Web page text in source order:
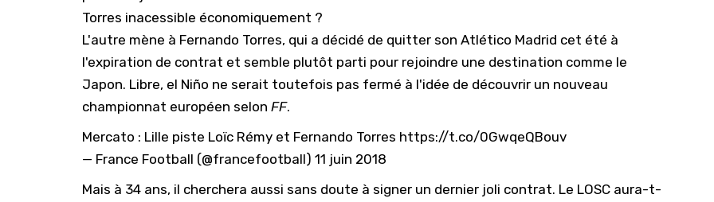
Torres inacessible économiquement ?
L'autre mène à Fernando Torres, qui a décidé de quitter son Atlético Madrid cet été à
l'expiration de contrat et semble plutôt parti pour rejoindre une destination comme le
Japon. Libre, el Niño ne serait toutefois pas fermé à l'idée de découvrir un nouveau
championnat européen selon FF.
Mercato : Lille piste Loïc Rémy et Fernando Torres https://t.co/0GwqeQBouv
— France Football (@francefootball) 11 juin 2018
Mais à 34 ans, il cherchera aussi sans doute à signer un dernier joli contrat. Le LOSC aura-t-